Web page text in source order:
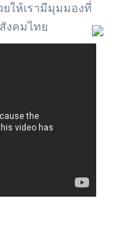
ให้เรามีมุมมองที่
งคมไทย